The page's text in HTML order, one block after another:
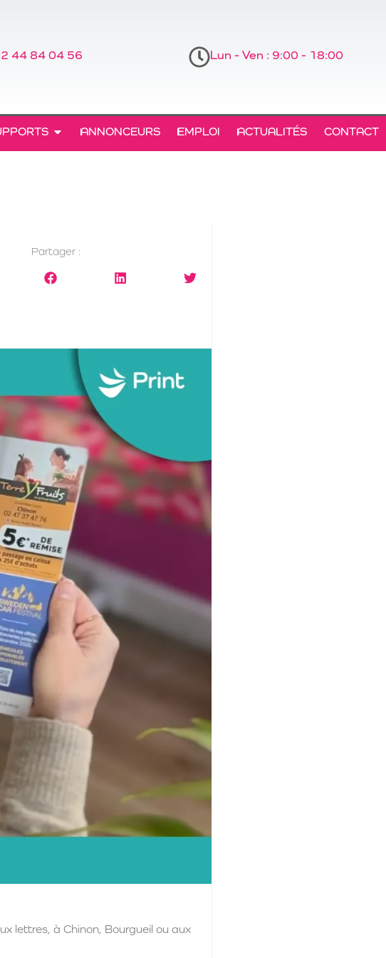
44 84 04 56 Lun - Ven : 9:00 - 18:00
ANNONCEURS EMPLOI ACTUALITÉS CONTACT
Partager :
lettres, à Chinon, Bourgueil ou aux